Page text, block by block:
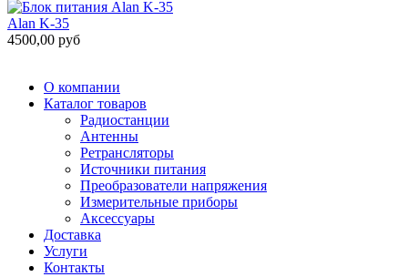
Alan K-35
4500,00 руб
О компании
Каталог товаров
Радиостанции
Антенны
Ретрансляторы
Источники питания
Преобразователи напряжения
Измерительные приборы
Аксессуары
Доставка
Услуги
Контакты